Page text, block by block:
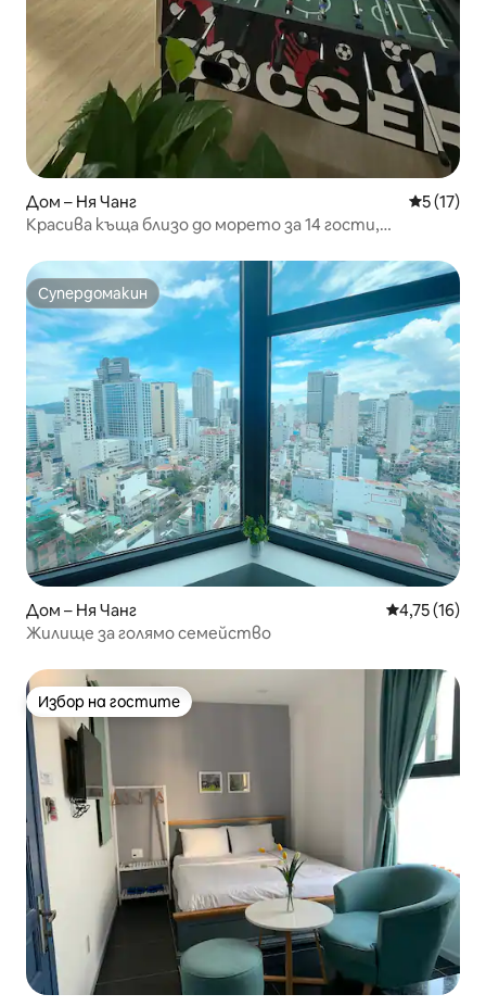
Дом – Ня Чанг Средна
5 (17)
Красива къща близо до морето за 14 гости,
Супердомакин
Супердомакин
Дом – Ня Чанг Средна
4,75 (16)
Жилище за голямо семейство
Избор на гостите
Избор на гостите